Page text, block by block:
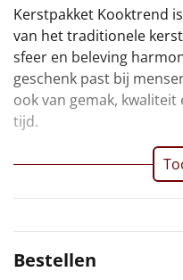
Deken (fleece plaid)
Alle artikelen
Overige
Ideeën
Sinterklaaspakketten
Kerstpakket Kooktrend
van het traditionele
sfeer en beleving
geschenk past bij
ook van gemak, kwaliteit
tijd.
Bestellen